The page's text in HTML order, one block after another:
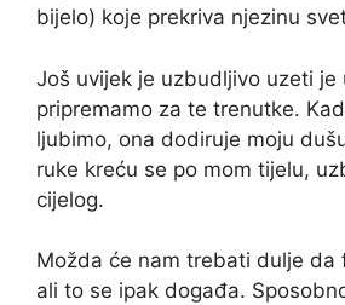
bijelo) koje prekriva njezinu
Još uvijek je uzbudljivo uzeti je
pripremamo za te trenutke.
ljubimo, ona dodiruje moju
ruke kreću se po mom tijelu,
cijelog.
Možda će nam trebati dulje da
ali to se ipak događa.